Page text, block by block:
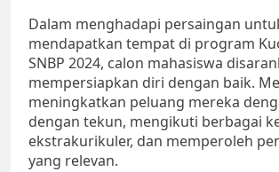
Dalam menghadapi persaingan
mendapatkan tempat di program
SNBP 2024, calon mahasiswa
mempersiapkan diri dengan baik.
meningkatkan peluang mereka
dengan tekun, mengikuti berbagai
ekstrakurikuler, dan memperoleh
yang relevan.